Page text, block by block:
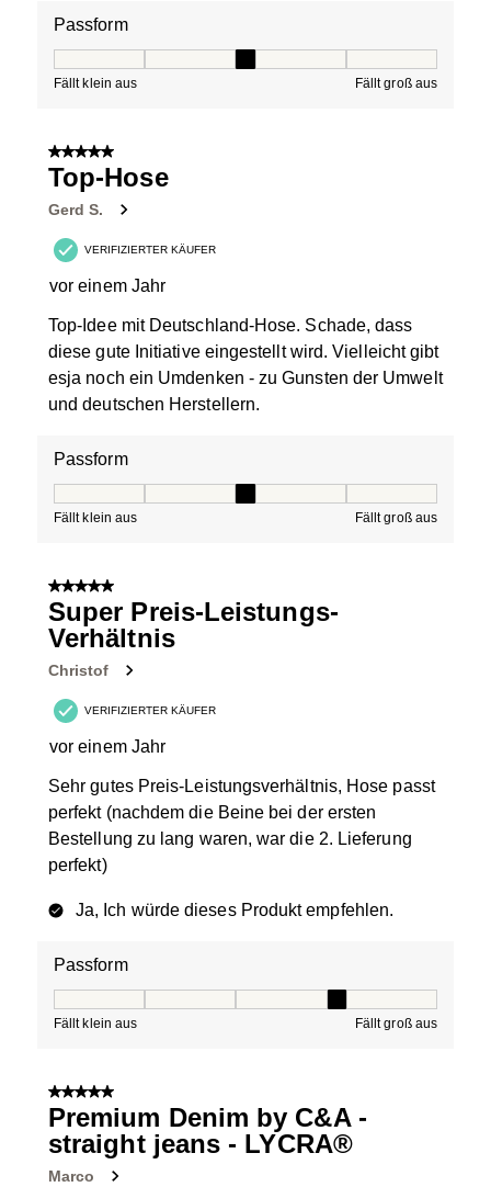
Passform
Fällt klein aus Fällt groß aus
5 von 5 Sternen.
Top-Hose
Gerd S.
VERIFIZIERTER KÄUFER
vor einem Jahr
Top-Idee mit Deutschland-Hose. Schade, dass
diese gute Initiative eingestellt wird. Vielleicht gibt
esja noch ein Umdenken - zu Gunsten der Umwelt
und deutschen Herstellern.
Passform
Fällt klein aus Fällt groß aus
5 von 5 Sternen.
Super Preis-Leistungs-
Verhältnis
Christof
VERIFIZIERTER KÄUFER
vor einem Jahr
Sehr gutes Preis-Leistungsverhältnis, Hose passt
perfekt (nachdem die Beine bei der ersten
Bestellung zu lang waren, war die 2. Lieferung
perfekt)
Ja, Ich würde dieses Produkt empfehlen.
Passform
Fällt klein aus Fällt groß aus
5 von 5 Sternen.
Premium Denim by C&A -
straight jeans - LYCRA®
Marco